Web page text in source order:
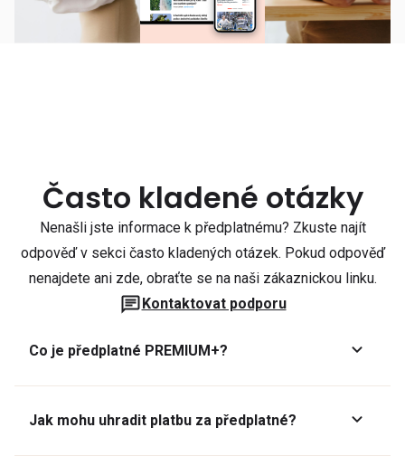
Často kladené otázky
Nenašli jste informace k předplatnému? Zkuste najít
odpověď v sekci často kladených otázek. Pokud odpověď
nenajdete ani zde, obraťte se na naši zákaznickou linku.
Kontaktovat podporu
Co je předplatné PREMIUM+?
Jak mohu uhradit platbu za předplatné?